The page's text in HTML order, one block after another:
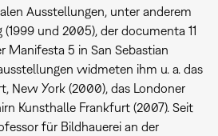
Ausstellungen, unter anderem
und 2005), der documenta 11
Manifesta 5 in San Sebastian
widmeten ihm u. a. das
New York (2000), das Londoner
Kunsthalle Frankfurt (2007). Seit
für Bildhauerei an der